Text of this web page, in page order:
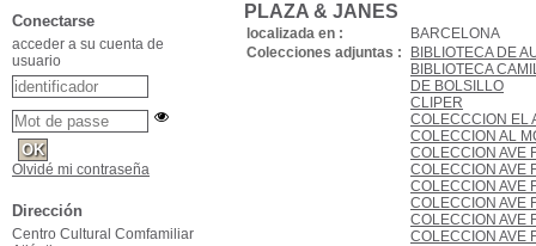
PLAZA & JANES
localizada en :
BARCELONA
Colecciones adjuntas :
BIBLIOTECA DE
BIBLIOTECA
DE BOLSILLO
CLIPER
COLECCCION EL
COLECCION AL
COLECCION AVE
COLECCION AVE
COLECCION AVE
COLECCION AVE
COLECCION AVE
COLECCION AVE
Conectarse
acceder a su cuenta de
usuario
Olvidé mi contraseña
Dirección
Centro Cultural Comfamiliar